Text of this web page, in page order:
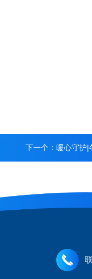
下一个： 暖心守护|